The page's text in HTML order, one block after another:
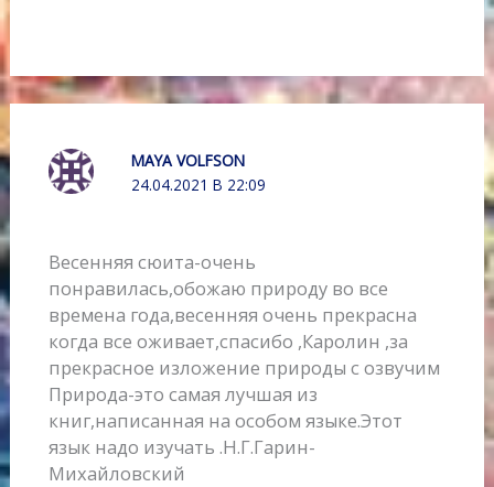
MAYA VOLFSON
24.04.2021 В 22:09
Весенняя сюита-очень
понравилась,обожаю природу во все
времена года,весенняя очень прекрасна
когда все оживает,спасибо ,Каролин ,за
прекрасное изложение природы с озвучим
Природа-это самая лучшая из
книг,написанная на особом языке.Этот
язык надо изучать .Н.Г.Гарин-
Михайловский